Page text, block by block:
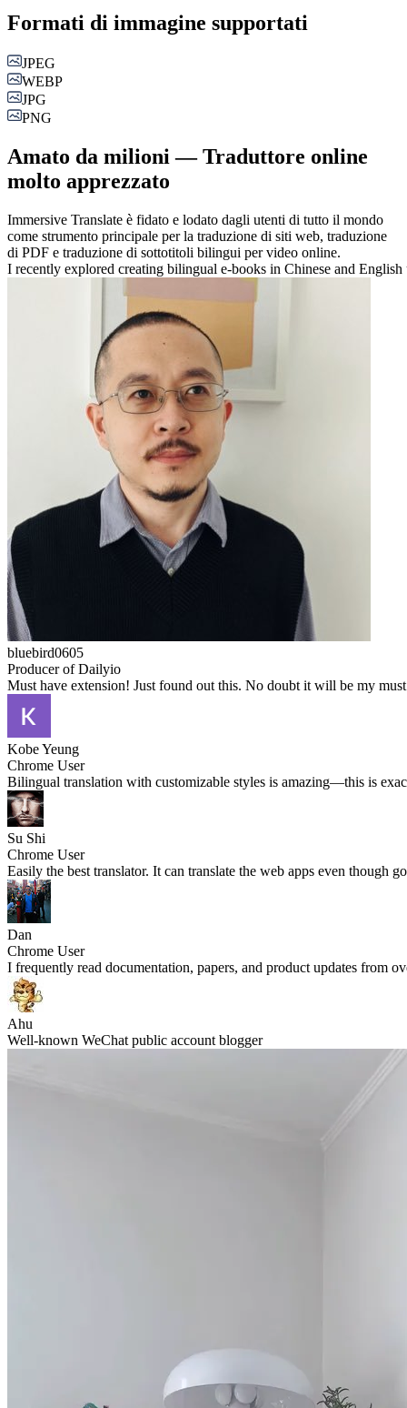
Formati di immagine supportati
JPEG
WEBP
JPG
PNG
Amato da milioni — Traduttore online
molto apprezzato
Immersive Translate è fidato e lodato dagli utenti di tutto il mondo
come strumento principale per la traduzione di siti web, traduzione
di PDF e traduzione di sottotitoli bilingui per video online.
I recently explored creating bilingual e-books in Chinese and
bluebird0605
Producer of Dailyio
Must have extension! Just found out this. No doubt it will be my
Kobe Yeung
Chrome User
Bilingual translation with customizable styles is amazing—this is
Su Shi
Chrome User
Easily the best translator. It can translate the web apps even though
Dan
Chrome User
I frequently read documentation, papers, and product updates from
Ahu
Well-known WeChat public account blogger